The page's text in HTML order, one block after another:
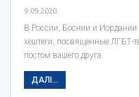
9.09.2020
В России, Боснии и
хештеги, посвященные ЛГБТ-
постом вашего друга.
ДАЛІ...